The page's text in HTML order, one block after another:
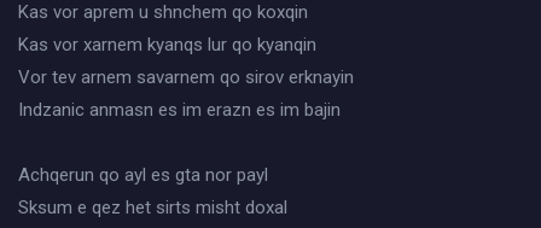
Kas vor aprem u shnchem qo koxqin
Kas vor xarnem kyanqs lur qo kyanqin
Vor tev arnem savarnem qo sirov erknayin
Indzanic anmasn es im erazn es im bajin
Achqerun qo ayl es gta nor payl
Sksum e qez het sirts misht doxal